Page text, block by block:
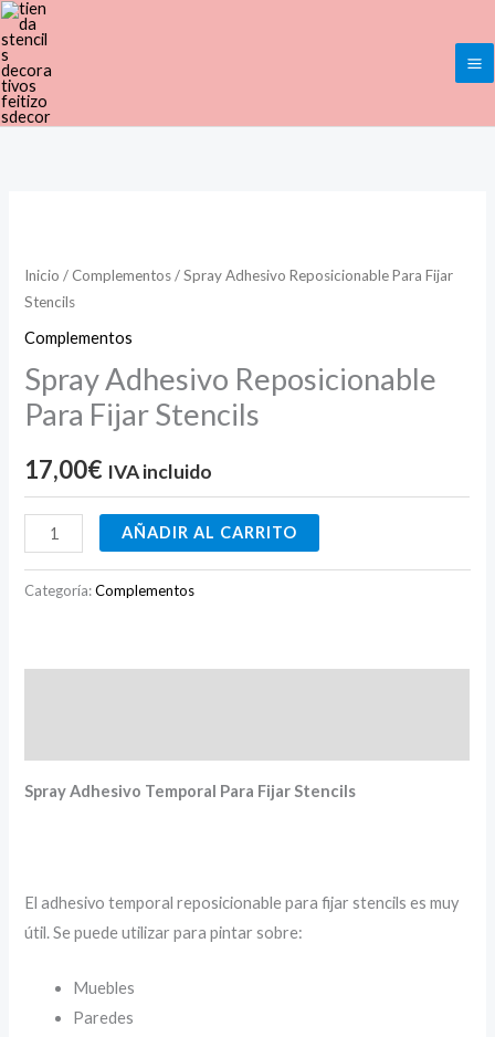
Ir
al
contenido
Inicio / Complementos/ Spray Adhesivo Reposicionable Para Fijar
Stencils
Complementos
Spray Adhesivo Reposicionable
Para Fijar Stencils
17,00€ IVA incluido
Reposicionable
Para
Fijar
cantidad
AÑADIR AL CARRITO
Categoría:Complementos
Spray Adhesivo Temporal Para Fijar Stencils
El adhesivo temporal reposicionable para fijar stencils es muy
útil. Se puede utilizar para pintar sobre:
Muebles
Paredes